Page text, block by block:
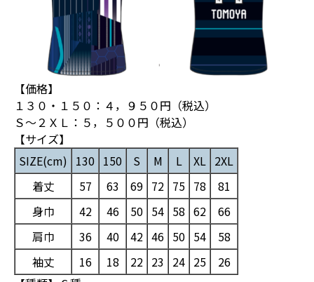
【価格】
１３０・１５０：４，９５０円（税込）
Ｓ～２ＸＬ：５，５００円（税込）
【サイズ】
SIZE(cm) 130 150 S M L XL 2XL
着丈
57 63 69 72 75 78
81
身巾
42 46 50 54 58 62
66
肩巾
36 40 42 46 50 54
58
袖丈
16 18 22 23 24 25
26